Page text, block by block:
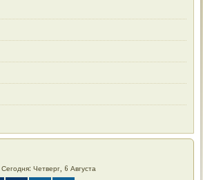
Сегодня: Четверг, 6 Августа